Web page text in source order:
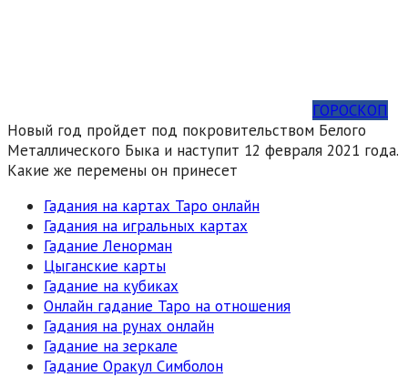
ГОРОСКОП
Новый год пройдет под покровительством Белого
Металлического Быка и наступит 12 февраля 2021 года.
Какие же перемены он принесет
Гадания на картах Таро онлайн
Гадания на игральных картах
Гадание Ленорман
Цыганские карты
Гадание на кубиках
Онлайн гадание Таро на отношения
Гадания на рунах онлайн
Гадание на зеркале
Гадание Оракул Симболон